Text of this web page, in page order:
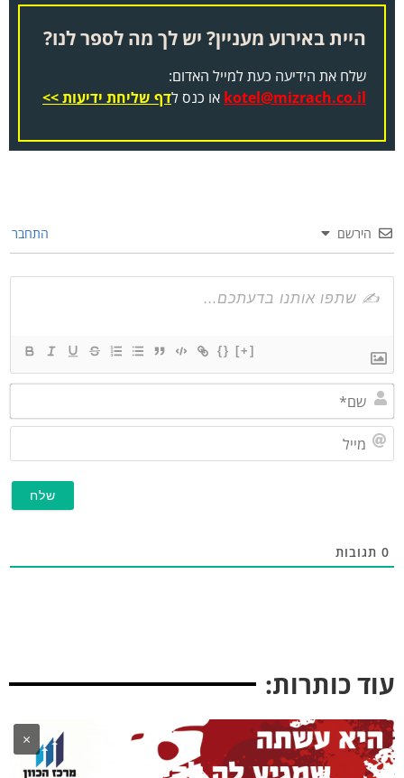
היית באירוע מעניין? יש לך מה לספר לנו?
שלח את הידיעה כעת למייל האדום:
kotel@mizrach.co.ilאו כנס לדף שליחת ידיעות >>
הירשם התחבר
{} [+]
תגובות
כותרות:
×